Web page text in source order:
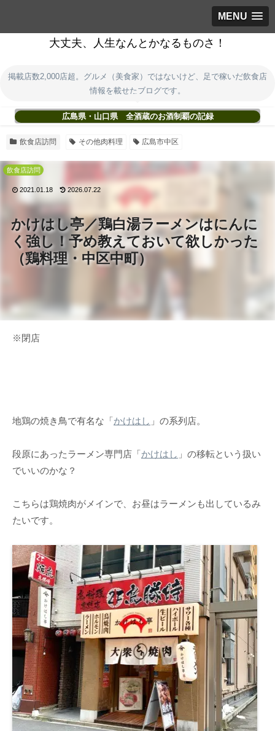
MENU
大丈夫、人生なんとかなるものさ！
掲載店数2,000店超。グルメ（美食家）ではないけど、足で稼いだ飲食店
情報を載せたブログです。
広島県・山口県 全酒蔵のお酒制覇の記録
飲食店訪問 その他肉料理 広島市中区
かけはし亭／鶏白湯ラーメンはにんに
く強し！予め教えておいて欲しかった
（鶏料理・中区中町）
飲食店訪問
2021.01.18 2026.07.22
※閉店
地鶏の焼き鳥で有名な「かけはし 」の系列店。
段原にあったラーメン専門店「かけはし 」の移転という扱い
でいいのかな？
こちらは鶏焼肉がメインで、お昼はラーメンも出しているみ
たいです。